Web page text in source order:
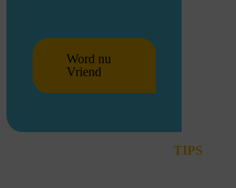
Word nu
Vriend
TIPS